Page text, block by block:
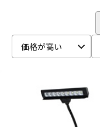
ドラム
価格が高い